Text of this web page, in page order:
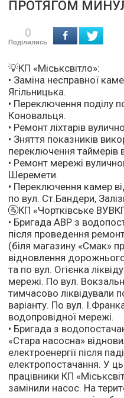
ПРОТЯГОМ
0
Поділились
💡КП «Міськсвітло»:
• Заміна несправної
Ягільницька.
• Переключення поділу
Коновальця.
• Ремонт ліхтарів
• Зняття показників
переключення таймерів
• Ремонт мережі
Шеремети.
• Переключення камер
по вул. Ст.Бандери,
🚰КП «Чортківське
• Бригада АВР з
після проведення
(біля магазину «Смак»
відновлення
та по вул. Огієнка
мережі. По вул.
тимчасово ліквідували
варіанту. По вул.
водопровідної мережі.
• Бригада з
«Стара насосна»
електроенергії після
електропостачання. У
працівники КП
замінили насос. На